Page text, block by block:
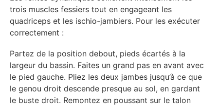
trois muscles fessiers tout en engageant les
quadriceps et les ischio-jambiers. Pour les exécuter
correctement :
Partez de la position debout, pieds écartés à la
largeur du bassin. Faites un grand pas en avant avec
le pied gauche. Pliez les deux jambes jusqu’à ce que
le genou droit descende presque au sol, en gardant
le buste droit. Remontez en poussant sur le talon